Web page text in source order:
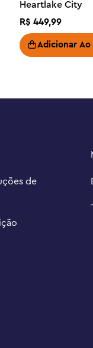
Heartlake City
R$ 449,99
Adicionar
de